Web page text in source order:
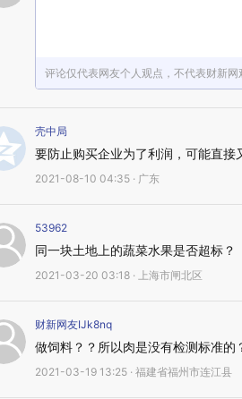
评论仅代表网友个人观点，不代表财新网
壳中局
要防止购买企业为了利润，可能直接
2021-08-10 04:35 · 广东
53962
同一块土地上的蔬菜水果是否超标？
2021-03-20 03:18 · 上海市闸北区
财新网友IJk8nq
做饲料？？所以肉是没有检测标准的
2021-03-19 13:25 · 福建省福州市连江县